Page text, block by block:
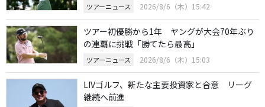
ツアーニュース 2026/8/6（木）15:42
ツアー初優勝から1年 ヤングが大会70年ぶり
の連覇に挑戦「勝てたら最高」
ツアーニュース 2026/8/6（木）15:03
LIVゴルフ、新たな主要投資家と合意 リーグ
継続へ前進